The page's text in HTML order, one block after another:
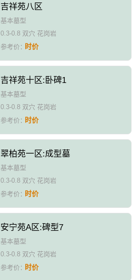
吉祥苑八区
基本墓型
0.3-0.8 双穴 花岗岩
参考价：时价
吉祥苑十区:卧碑1
基本墓型
0.3-0.8 双穴 花岗岩
参考价：时价
翠柏苑一区:成型墓
基本墓型
0.3-0.8 双穴 花岗岩
参考价：时价
安宁苑A区:碑型7
基本墓型
0.3-0.8 双穴 花岗岩
参考价：时价